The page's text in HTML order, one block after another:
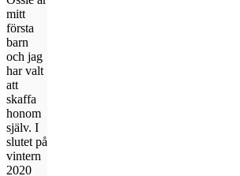
mitt
första
barn
och jag
har valt
att
skaffa
honom
själv. I
slutet på
vintern
2020